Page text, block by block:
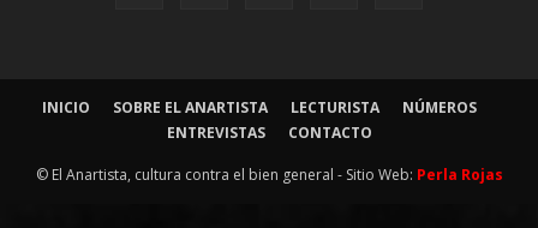
INICIO SOBRE EL ANARTISTA LECTURISTA
NÚMEROS
ENTREVISTAS
CONTACTO
© El Anartista, cultura contra el bien general - Sitio Web: Perla Rojas